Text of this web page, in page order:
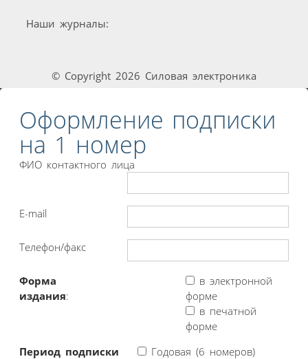
Наши журналы:
© Copyright 2026 Силовая электроника
Оформление подписки
на 1 номер
ФИО контактного лица
E-mail
Телефон/факс
Форма
издания:
в электронной
форме
в печатной
форме
Период подписки
Годовая (6 номеров)